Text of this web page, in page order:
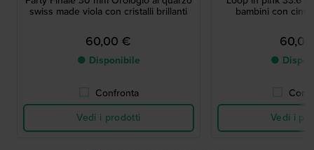
swiss made viola con cristalli brillanti
60,00 €
● Disponibile
Confronta
Vedi i prodotti
bambini con
●
Vedi i